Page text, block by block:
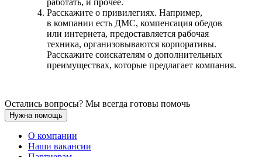
работать, и прочее.
Расскажите о привилегиях. Например,
в компании есть ДМС, компенсация обедов
или интернета, предоставляется рабочая
техника, организовываются корпоративы.
Расскажите соискателям о дополнительных
преимуществах, которые предлагает компания.
Остались вопросы? Мы всегда готовы помочь
Нужна помощь
О компании
Наши вакансии